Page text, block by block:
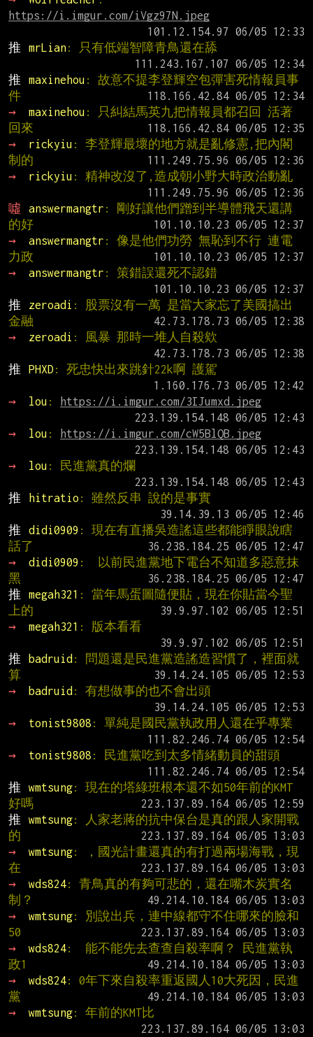
https://i.imgur.com/iVgz97N.jpeg
推
mrLian: 只有低端智障青鳥還在舔
推
maxinehou : 故意不提李登輝空包彈害死情報員事
件
→
maxinehou : 只糾結馬英九把情報員都召回 活著
回來
→
rickyiu : 李登輝最壞的地方就是亂修憲,把內閣
制的
→
rickyiu : 精神改沒了,造成朝小野大時政治動亂
噓
answermangtr : 剛好讓他們蹭到半導體飛天還講
的好
→
answermangtr : 像是他們功勞 無恥到不行 連電
力政
→
answermangtr : 策錯誤還死不認錯
推
zeroadi : 股票沒有一萬 是當大家忘了美國搞出
金融
→
zeroadi : 風暴 那時一堆人自殺欸
推
PHXD : 死忠快出來跳針22k啊 護駕
→
lou :
https://i.imgur.com/3IJumxd.jpeg
→
lou :
https://i.imgur.com/cW5BlQB.jpeg
→
lou : 民進黨真的爛
推
hitratio : 雖然反串 說的是事實
推
didi0909 : 現在有直播吳造謠這些都能睜眼說瞎
話了
→
didi0909 :  以前民進黨地下電台不知道多惡意抹
黑
推
megah321 : 當年馬蛋圖隨便貼，現在你貼當今聖
上的
→
megah321 : 版本看看
推
badruid : 問題還是民進黨造謠造習慣了，裡面就
算
→
badruid : 有想做事的也不會出頭
→
tonist9808 : 單純是國民黨執政用人還在乎專業
→
tonist9808 : 民進黨吃到太多情緒動員的甜頭
推
wmtsung: 現在的塔綠班根本還不如50年前的KMT
好嗎
推
wmtsung: 人家老蔣的抗中保台是真的跟人家開戰
的
→
wmtsung: ，國光計畫還真的有打過兩場海戰，現
在
→
wds824: 青鳥真的有夠可悲的，還在嘴木炭實名
制？
→
wmtsung: 別說出兵，連中線都守不住哪來的臉和
50
→
wds824:  能不能先去查查自殺率啊？ 民進黨執
政1
→
wds824: 0年下來自殺率重返國人10大死因，民進
黨
→
wmtsung: 年前的KMT比